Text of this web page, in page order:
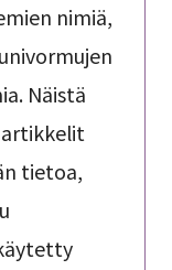
nimiä,
Näistä
tietoa,